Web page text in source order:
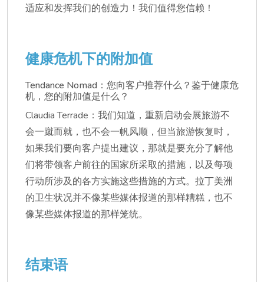
适应和发挥我们的创造力！我们值得您信赖！
健康危机下的附加值
Tendance Nomad：您向客户推荐什么？鉴于健康危
机，您的附加值是什么？
Claudia Terrade：我们知道，重新启动会展旅游不
会一蹴而就，也不会一帆风顺，但当旅游恢复时，
如果我们要向客户提出建议，那就是要充分了解他
们将带领客户前往的国家所采取的措施，以及每项
行动所涉及的各方实施这些措施的方式。拉丁美洲
的卫生状况并不像某些媒体报道的那样糟糕，也不
像某些媒体报道的那样笼统。
结束语